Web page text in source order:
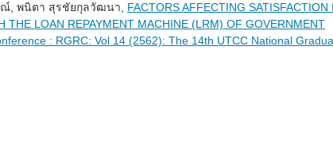
, พนิตา สุรชัยกุลวัฒนา, FACTORS AFFECTING SATISFACTION
THE LOAN REPAYMENT MACHINE (LRM) OF GOVERNMENT
: RGRC: Vol 14 (2562): The 14th UTCC National